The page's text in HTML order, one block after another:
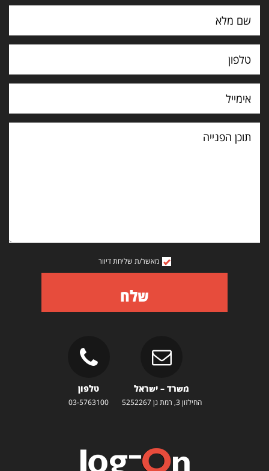
תוכן
הפנייה
מאשר/ת שליחת דיוור
שלח
משרד – ישראל
החילזון 3, רמת גן 5252267
טלפון
03-5763100